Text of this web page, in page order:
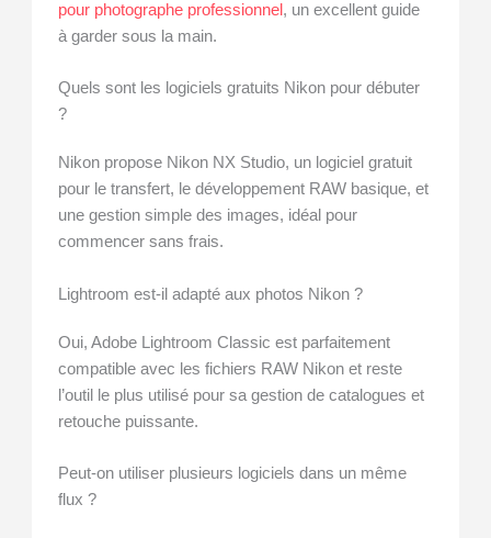
pour photographe professionnel , un excellent guide
à garder sous la main.
Quels sont les logiciels gratuits Nikon pour débuter
?
Nikon propose Nikon NX Studio, un logiciel gratuit
pour le transfert, le développement RAW basique, et
une gestion simple des images, idéal pour
commencer sans frais.
Lightroom est-il adapté aux photos Nikon ?
Oui, Adobe Lightroom Classic est parfaitement
compatible avec les fichiers RAW Nikon et reste
l’outil le plus utilisé pour sa gestion de catalogues et
retouche puissante.
Peut-on utiliser plusieurs logiciels dans un même
flux ?